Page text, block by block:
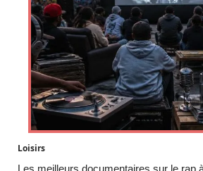
Loisirs
Les meilleurs documentaires sur le rap